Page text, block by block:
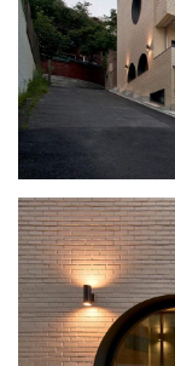
观
建
筑
专
教
极
速
工